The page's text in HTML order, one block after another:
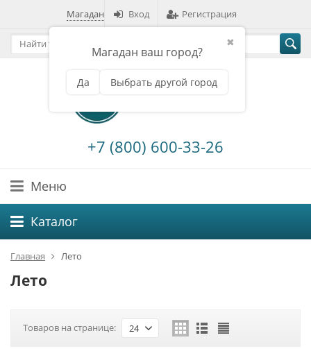
Магадан
✖
Магадан ваш город?
Да Выбрать другой город
Вход Регистрация
+7 (800) 600-33-26
Меню
Каталог
Главная Лето
Лето
Товаров на странице: 24